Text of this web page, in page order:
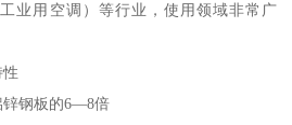
业用空调）等行业，使用领域非常广
锌钢板的6—8倍